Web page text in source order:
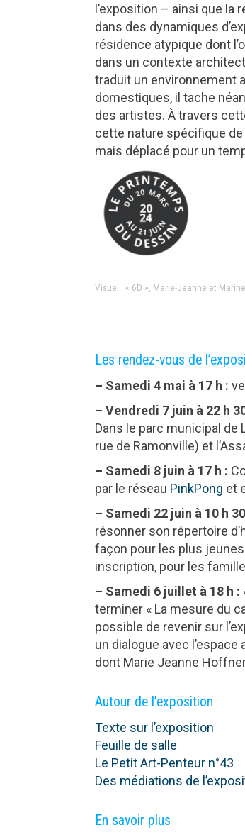
l’exposition – ainsi que
dans des dynamiques
résidence atypique dont
dans un contexte
traduit un environnement
domestiques, il tache
des artistes. À travers
cette nature spécifique de
mais déplacé pour un
Visuel : « 6D », Marie-Jeanne et
Les rendez-vous de
– Samedi 4 mai à 17 h :
– Vendredi 7 juin à 22 h
Dans le parc municipal de
rue de Ramonville) et
– Samedi 8 juin à 17 h :
par le réseau PinkPong et
– Samedi 22 juin à 10 h
résonner son répertoire
façon pour les plus
inscription, pour les
– Samedi 6 juillet à 18 h :
terminer « La mesure du
possible de revenir sur
un dialogue avec
dont Marie Jeanne
Autour de l’exposition
Texte sur l’exposition
Feuille de salle
Le Petit Art-Penteur n°43
Des médiations de
En savoir plus